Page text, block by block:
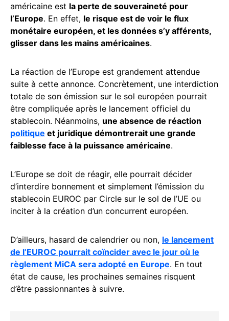
américaine est la perte de souveraineté pour
l’Europe. En effet, le risque est de voir le flux
monétaire européen, et les données s’y afférents,
glisser dans les mains américaines.
La réaction de l’Europe est grandement attendue
suite à cette annonce. Concrètement, une interdiction
totale de son émission sur le sol européen pourrait
être compliquée après le lancement officiel du
stablecoin. Néanmoins, une absence de réaction
politique et juridique démontrerait une grande
faiblesse face à la puissance américaine.
L’Europe se doit de réagir, elle pourrait décider
d’interdire bonnement et simplement l’émission du
stablecoin EUROC par Circle sur le sol de l’UE ou
inciter à la création d’un concurrent européen.
D’ailleurs, hasard de calendrier ou non, le lancement
de l’EUROC pourrait coïncider avec le jour où le
règlement MiCA sera adopté en Europe. En tout
état de cause, les prochaines semaines risquent
d’être passionnantes à suivre.